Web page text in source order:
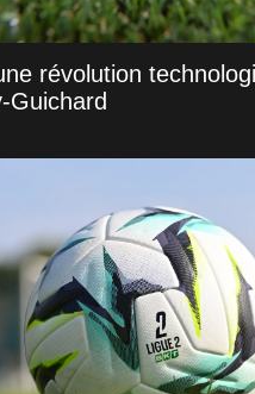
révolution
Guichard